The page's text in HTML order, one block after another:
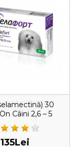
30
Câini 2,6 – 5
135Lei